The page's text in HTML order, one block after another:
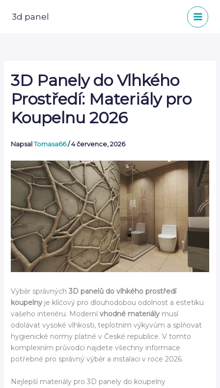
3d panel
3D Panely do Vlhkého
Prostředí: Materiály pro
Koupelnu 2026
NapsalTomasa66/4 července, 2026
Výběr správných 3D panelů do vlhkého prostředí
koupelnyje klíčový pro dlouhodobou odolnost a estetiku
vašeho interiéru. Modernívhodné materiálymusí
odolávat vysoké vlhkosti, teplotním výkyvům a splňovat
hygienické normy platné v České republice. V tomto
komplexním průvodci najdete všechny informace
potřebné pro správný výběr a instalaci v roce 2026.
Nejlepší materiály pro 3D panely do koupelny